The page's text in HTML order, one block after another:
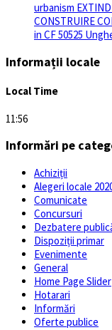
urbanism
CONSTRUIRE
in CF 50525
Informații locale
Local Time
11:56
Informări pe
Achiziții
Alegeri locale
Comunicate
Concursuri
Dezbatere
Dispoziții primar
Evenimente
General
Home Page Slider
Hotarari
Informări
Oferte publice